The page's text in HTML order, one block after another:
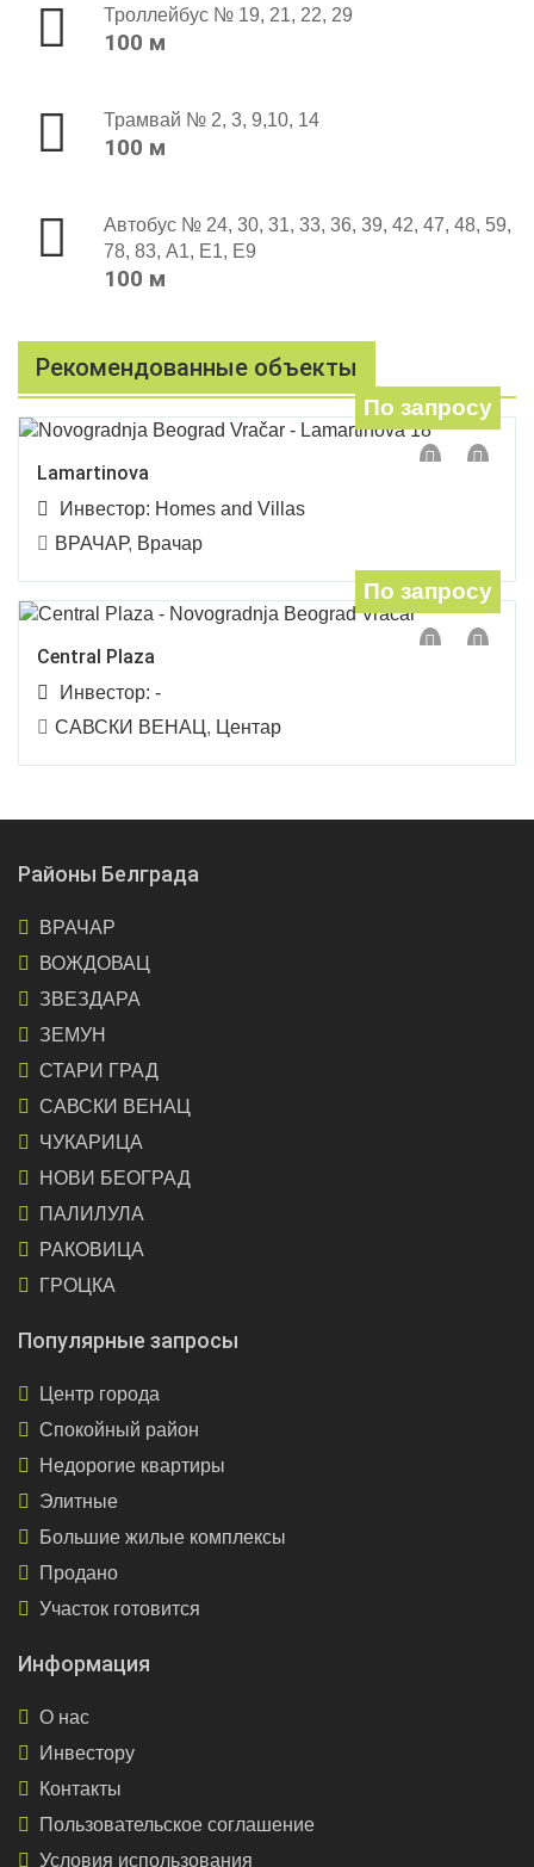
Троллейбус № 19, 21, 22, 29
100 м
Трамвай № 2, 3, 9,10, 14
100 м
Автобус № 24, 30, 31, 33, 36, 39, 42, 47, 48, 59,
78, 83, A1, E1, E9
100 м
Рекомендованные объекты
По запросу
Lamartinova
Инвестор: Homes and Villas
ВРАЧАР, Врачар
По запросу
Central Plaza
Инвестор: -
САВСКИ ВЕНАЦ , Центар
Районы Белграда
ВРАЧАР
ВОЖДОВАЦ
ЗВЕЗДАРА
ЗЕМУН
СТАРИ ГРАД
САВСКИ ВЕНАЦ
ЧУКАРИЦА
НОВИ БЕОГРАД
ПАЛИЛУЛА
РАКОВИЦА
ГРОЦКА
Популярные запросы
Центр города
Спокойный район
Недорогие квартиры
Элитные
Большие жилые комплексы
Продано
Участок готовится
Информация
О нас
Инвестору
Контакты
Пользовательское соглашение
Условия использования